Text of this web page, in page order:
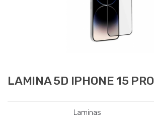
LAMINA 5D IPHONE 15 PRO
Laminas